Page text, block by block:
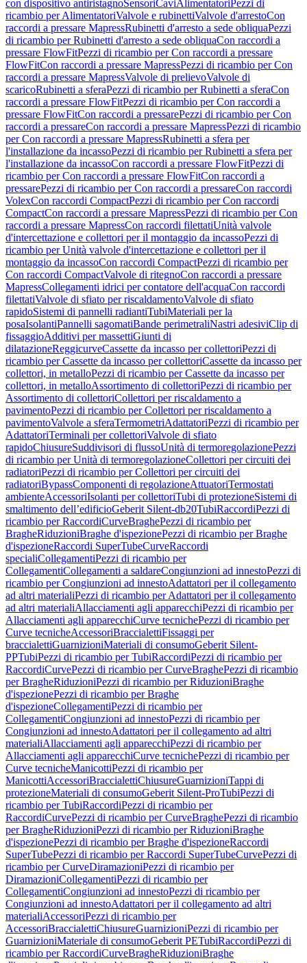
con dispositivo antiristagnoSensoriCaviAlimentatori Pezzi di
ricambio per AlimentatoriValvole e rubinettiValvole d'arrestoCon
raccordi a pressare MapressRubinetti d'arresto a sede obliquaPezzi
di ricambio per Rubinetti d'arresto a sede obliquaCon raccordi a
pressare FlowFitPezzi di ricambio per Con raccordi a pressare
FlowFitCon raccordi a pressare MapressPezzi di ricambio per Con
raccordi a pressare MapressValvole di prelievoValvole di
scaricoRubinetti a sferaPezzi di ricambio per Rubinetti a sferaCon
raccordi a pressare FlowFitPezzi di ricambio per Con raccordi a
pressare FlowFitCon raccordi a pressarePezzi di ricambio per Con
raccordi a pressareCon raccordi a pressare MapressPezzi di ricambio
per Con raccordi a pressare MapressRubinetti a sfera per
l'installazione da incassoPezzi di ricambio per Rubinetti a sfera per
l'installazione da incassoCon raccordi a pressare FlowFitPezzi di
ricambio per Con raccordi a pressare FlowFitCon raccordi a
pressarePezzi di ricambio per Con raccordi a pressareCon raccordi
VolexCon raccordi CompactPezzi di ricambio per Con raccordi
CompactCon raccordi a pressare MapressPezzi di ricambio per Con
raccordi a pressare MapressCon raccordi filettatiUnità valvole
d'intercettazione e collettori per il montaggio da incassoPezzi di
ricambio per Unità valvole d'intercettazione e collettori per il
montaggio da incassoCon raccordi CompactPezzi di ricambio per
Con raccordi CompactValvole di ritegnoCon raccordi a pressare
MapressCollegamenti idrici per contatore dell'acquaCon raccordi
filettatiValvole di sfiato per riscaldamentoValvole di sfiato
rapidoSistemi di pannelli radiantiTubiMateriali per la
posaIsolantiPannelli sagomatiBande perimetraliNastri adesiviClip di
fissaggioAdditivi per massettiGiunti di
dilatazioneReggicurveCassette da incasso per collettoriPezzi di
ricambio per Cassette da incasso per collettoriCassette da incasso per
collettori, in metalloPezzi di ricambio per Cassette da incasso per
collettori, in metalloAssortimento di collettoriPezzi di ricambio per
Assortimento di collettoriCollettori per riscaldamento a
pavimentoPezzi di ricambio per Collettori per riscaldamento a
pavimentoValvole a sferaTermometriAdattatoriPezzi di ricambio per
AdattatoriTerminali per collettoriValvole di sfiato
rapidoChiusureSuddivisori di flussoUnità di termoregolazionePezzi
di ricambio per Unità di termoregolazioneCollettori per circuiti dei
radiatoriPezzi di ricambio per Collettori per circuiti dei
radiatoriBypassComponenti di regolazioneAttuatoriTermostati
ambienteAccessoriIsolanti per collettoriTubi di protezioneSistemi di
smaltimento dell’edificioGeberit Silent-db20TubiRaccordiPezzi di
ricambio per RaccordiCurveBraghePezzi di ricambio per
BragheRiduzioniBraghe d'ispezionePezzi di ricambio per Braghe
d'ispezioneRaccordi SuperTubeCurveRaccordi
specialiCollegamentiPezzi di ricambio per
CollegamentiCollegamenti a saldareCongiunzioni ad innestoPezzi di
ricambio per Congiunzioni ad innestoAdattatori per il collegamento
ad altri materialiPezzi di ricambio per Adattatori per il collegamento
ad altri materialiAllacciamenti agli apparecchiPezzi di ricambio per
Allacciamenti agli apparecchiCurve tecnichePezzi di ricambio per
Curve tecnicheAccessoriBraccialettiFissaggi per
braccialettiGuarnizioniMateriali di consumoGeberit Silent-
PPTubiPezzi di ricambio per TubiRaccordiPezzi di ricambio per
RaccordiCurvePezzi di ricambio per CurveBraghePezzi di ricambio
per BragheRiduzioniPezzi di ricambio per RiduzioniBraghe
d'ispezionePezzi di ricambio per Braghe
d'ispezioneCollegamentiPezzi di ricambio per
CollegamentiCongiunzioni ad innestoPezzi di ricambio per
Congiunzioni ad innestoAdattatori per il collegamento ad altri
materialiAllacciamenti agli apparecchiPezzi di ricambio per
Allacciamenti agli apparecchiCurve tecnichePezzi di ricambio per
Curve tecnicheManicottiPezzi di ricambio per
ManicottiAccessoriBraccialettiChiusureGuarnizioniTappi di
protezioneMateriali di consumoGeberit Silent-ProTubiPezzi di
ricambio per TubiRaccordiPezzi di ricambio per
RaccordiCurvePezzi di ricambio per CurveBraghePezzi di ricambio
per BragheRiduzioniPezzi di ricambio per RiduzioniBraghe
d'ispezionePezzi di ricambio per Braghe d'ispezioneRaccordi
SuperTubePezzi di ricambio per Raccordi SuperTubeCurvePezzi di
ricambio per CurveDiramazioniPezzi di ricambio per
DiramazioniCollegamentiPezzi di ricambio per
CollegamentiCongiunzioni ad innestoPezzi di ricambio per
Congiunzioni ad innestoAdattatori per il collegamento ad altri
materialiAccessoriPezzi di ricambio per
AccessoriBraccialettiChiusureGuarnizioniPezzi di ricambio per
GuarnizioniMateriale di consumoGeberit PETubiRaccordiPezzi di
ricambio per RaccordiCurveBragheRiduzioniBraghe